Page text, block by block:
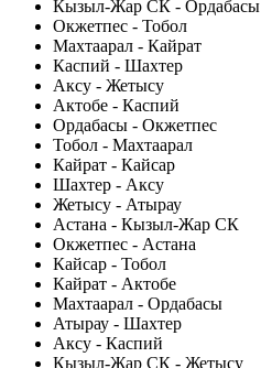
Кызыл-Жар СК - Ордабасы
Окжетпес - Тобол
Махтаарал - Кайрат
Каспий - Шахтер
Аксу - Жетысу
Актобе - Каспий
Ордабасы - Окжетпес
Тобол - Махтаарал
Кайрат - Кайсар
Шахтер - Аксу
Жетысу - Атырау
Астана - Кызыл-Жар СК
Окжетпес - Астана
Кайсар - Тобол
Кайрат - Актобе
Махтаарал - Ордабасы
Атырау - Шахтер
Аксу - Каспий
Кызыл-Жар СК - Жетысу